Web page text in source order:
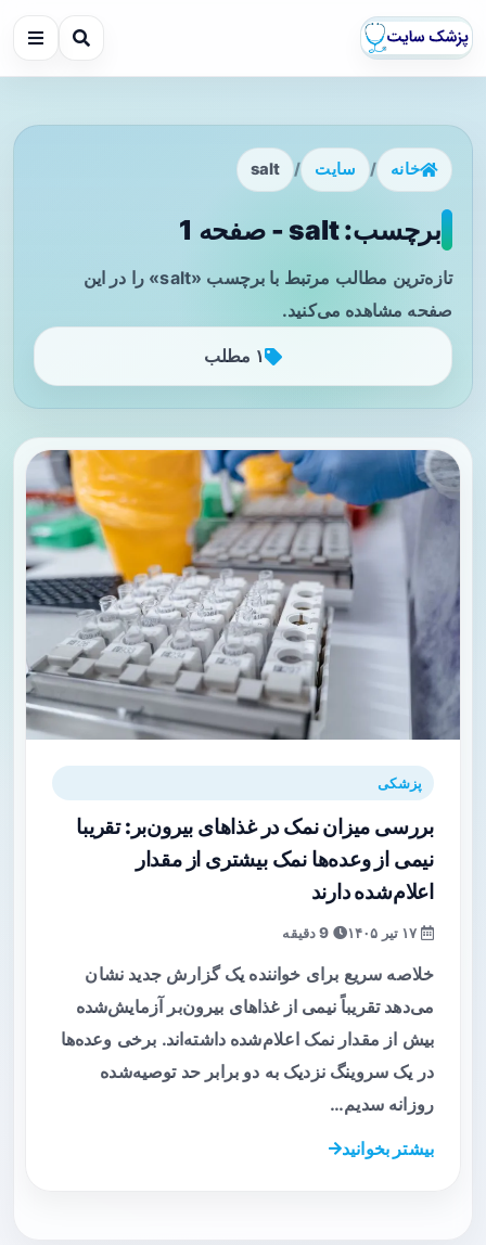
خانه / سایت /
salt
برچسب: salt - صفحه 1
تازه‌ترین مطالب مرتبط با برچسب «salt» را در این
صفحه مشاهده می‌کنید.
۱ مطلب
پزشکی
بررسی میزان نمک در غذاهای بیرون‌بر: تقریبا
نیمی از وعده‌ها نمک بیشتری از مقدار
اعلام‌شده دارند
خلاصه سریع برای خواننده یک گزارش جدید نشان
می‌دهد تقریباً نیمی از غذاهای بیرون‌بر آزمایش‌شده
بیش از مقدار نمک اعلام‌شده داشته‌اند. برخی وعده‌ها
در یک سروینگ نزدیک به دو برابر حد توصیه‌شده
روزانه سدیم…
بیشتر بخوانید